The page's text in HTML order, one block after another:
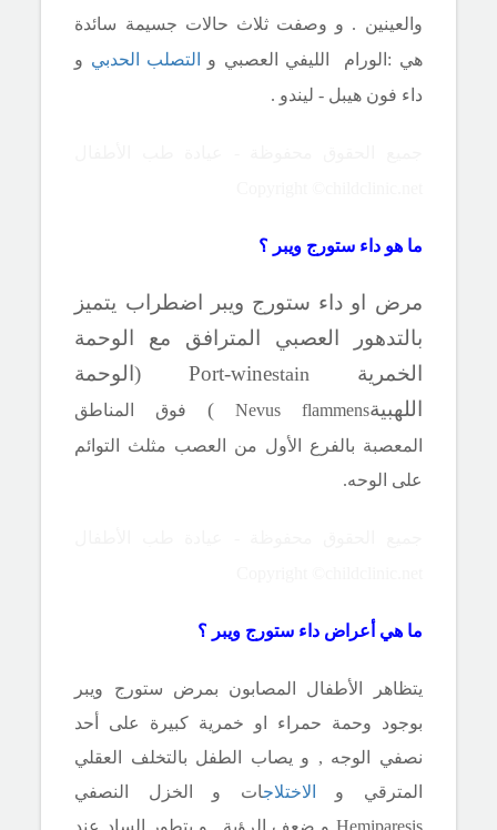
والعينين . و وصفت ثلاث حالات جسيمة سائدة
هي :الورام
الليفي العصبي و التصلب الحدبي و
داء فون هيبل - ليندو .
ما هو داء ستورج ويبر ؟
مرض او داء ستورج ويبر اضطراب يتميز
بالتدهور العصبي المترافق مع الوحمة
الخمرية
Port-winestain
(الوحمة
اللهبيةNevus flammens
)
فوق المناطق
المعصبة بالفرع
الأول من العصب مثلث التوائم
على الوحه.
ما هي أعراض داء ستورج ويبر ؟
يتظاهر الأطفال المصابون بمرض ستورج ويبر
بوجود وحمة حمراء او خمرية كبيرة على أحد
نصفي الوجه , و يصاب الطفل بالتخلف العقلي
المترقي و
الاختلاجات و الخزل النصفي